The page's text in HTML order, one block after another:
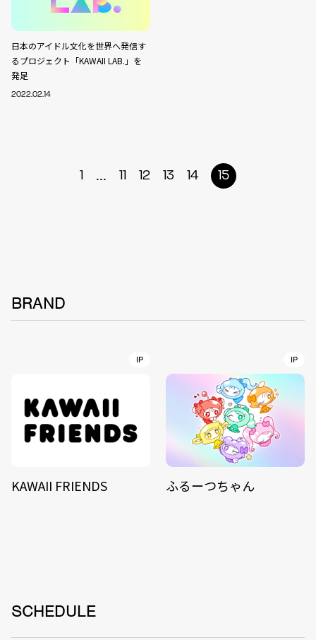
日本のアイドル文化を世界へ発信す
るプロジェクト「KAWAII LAB.」を
発足
2022.02.14
1 ... 11 12 13 14 15
BRAND
IP
KAWAII FRIENDS
IP
ふるーつちゃん
SCHEDULE